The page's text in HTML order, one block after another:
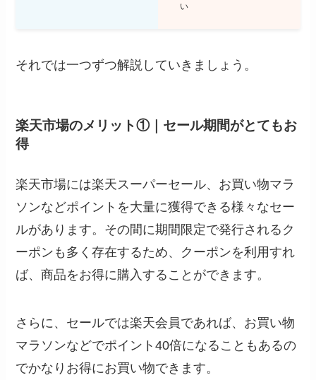
い
それでは一つずつ解説していきましょう。
楽天市場のメリット①｜セール期間がとてもお
得
楽天市場には楽天スーパーセール、お買い物マラ
ソンなどポイントを大量に獲得できる様々なセー
ルがあります。その間に期間限定で発行されるク
ーポンも多く存在するため、クーポンを利用すれ
ば、商品をお得に購入することができます。
さらに、セールでは楽天会員であれば、お買い物
マラソンなどでポイント40倍になることもあるの
でかなりお得にお買い物できます。